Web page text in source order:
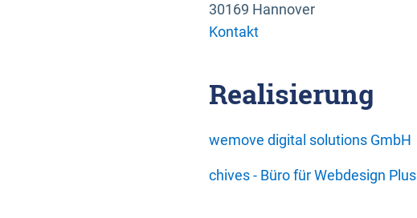
30169 Hannover
Kontakt
Realisierung
wemove digital solutions GmbH
chives - Büro für Webdesign